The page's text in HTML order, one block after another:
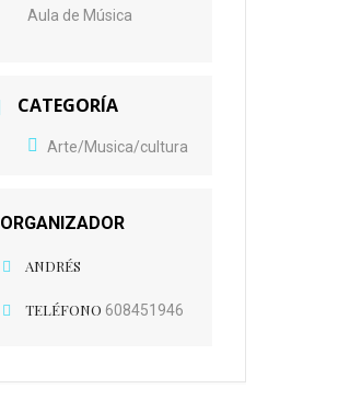
Aula de Música
CATEGORÍA
Arte/Musica/cultura
ORGANIZADOR
ANDRÉS
TELÉFONO 608451946